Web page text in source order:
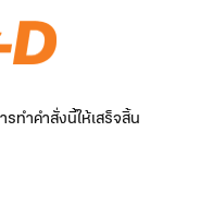
ทำคำสั่งนี้ให้เสร็จสิ้น